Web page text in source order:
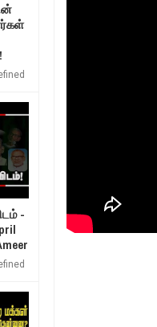
உலக நாடுகளே கண்டு அஞ்சும்
Feb
Feb
தமிழ் தேசியம் VS திராவிடம் -
Apr
நாடுகடந்த தமிழீழ மக்கள்
Apr 03,
-